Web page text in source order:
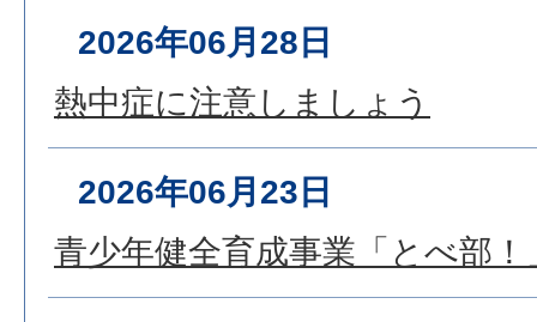
2026年06月28日
熱中症に注意しましょう
2026年06月23日
青少年健全育成事業「とべ部！